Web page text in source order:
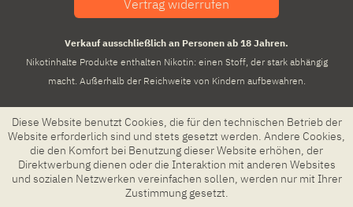
Vertrag widerrufen
Verkauf ausschließlich an Personen ab 18 Jahren.
Nikotinhalte Produkte enthalten Nikotin: einen Stoff, der stark abhängig
macht. Außerhalb der Reichweite von Kindern aufbewahren.
Diese Website benutzt Cookies, die für den technischen Betrieb der
Website erforderlich sind und stets gesetzt werden. Andere Cookies,
die den Komfort bei Benutzung dieser Website erhöhen, der
Direktwerbung dienen oder die Interaktion mit anderen Websites
und sozialen Netzwerken vereinfachen sollen, werden nur mit Ihrer
Zustimmung gesetzt.